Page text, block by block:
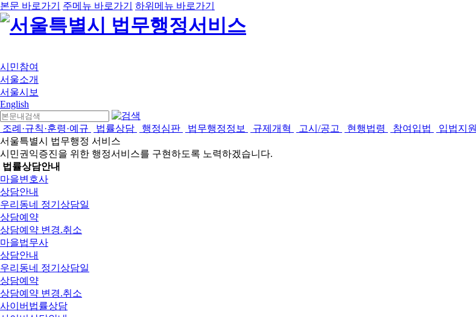
본문 바로가기 주메뉴 바로가기 하위메뉴 바로가기
시민참여
서울소개
서울시보
English
조례·규칙·훈령·예규 법률상담 행정심판 법무행정정보 규제개혁 고시/공고 현행법령 참여입법
입법지원
서울특별시 법무행정 서비스
시민권익증진을 위한 행정서비스를 구현하도록 노력하겠습니다.
법률상담안내
마을변호사
상담안내
우리동네 정기상담일
상담예약
상담예약 변경.취소
마을법무사
상담안내
우리동네 정기상담일
상담예약
상담예약 변경.취소
사이버법률상담